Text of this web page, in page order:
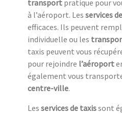
transport pratique pour
à l’aéroport. Les services
efficaces. Ils peuvent
individuelle ou les
taxis peuvent vous
pour rejoindre l’aéroport
également vous
centre-ville.
Les services de taxissont